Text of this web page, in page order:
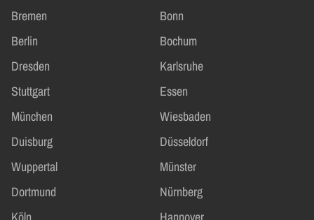
Bremen
Bonn
Berlin
Bochum
Dresden
Karlsruhe
Stuttgart
Essen
München
Wiesbaden
Duisburg
Düsseldorf
Wuppertal
Münster
Dortmund
Nürnberg